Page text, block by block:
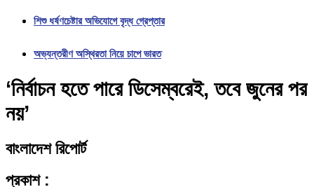
শিশু ধর্ষণচেষ্টার অভিযোগে বৃদ্ধ গ্রেপ্তার
অভ্যন্তরীণ অস্থিরতা নিয়ে চাপে ভারত
‘নির্বাচন হতে পারে ডিসেম্বরেই, তবে জুনের পর
নয়’
বাংলাদেশ রিপোর্ট
প্রকাশ :